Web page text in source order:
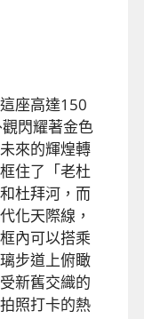
座高達150
閃耀著金色
來的輝煌轉
住了「老杜
杜拜河，而
化天際線，
內可以搭乘
步道上俯瞰
新舊交織的
照打卡的熱